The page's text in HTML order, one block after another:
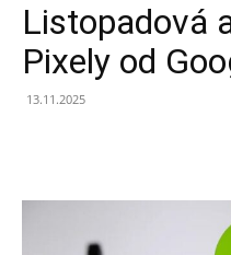
Listopadová
Pixely od
13.11.2025